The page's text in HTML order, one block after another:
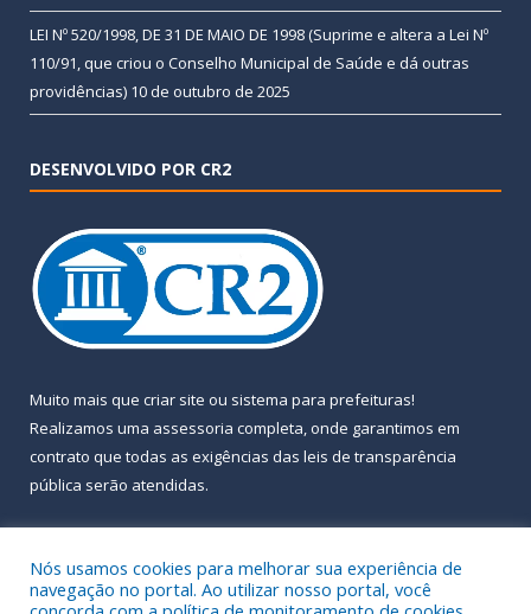
LEI Nº 520/1998, DE 31 DE MAIO DE 1998 (Suprime e altera a Lei Nº
110/91, que criou o Conselho Municipal de Saúde e dá outras
providências) 10 de outubro de 2025
DESENVOLVIDO POR CR2
Muito mais que criar site ou sistema para prefeituras!
Realizamos uma assessoria completa, onde garantimos em
contrato que todas as exigências das leis de transparência
pública serão atendidas.
Nós usamos cookies para melhorar sua experiência de
navegação no portal. Ao utilizar nosso portal, você